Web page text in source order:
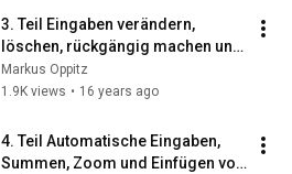
3. Teil Eingaben verändern,
löschen, rückgängig machen und
Textteile markieren
Markus Oppitz
1.9K views • 16 years ago
4. Teil Automatische Eingaben,
Summen, Zoom und Einfügen von